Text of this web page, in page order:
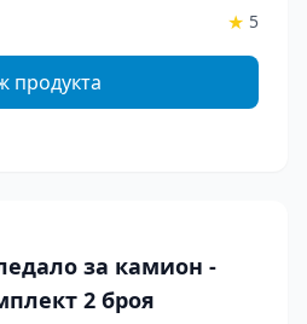
★ 5
продукта
за камион -
2 броя